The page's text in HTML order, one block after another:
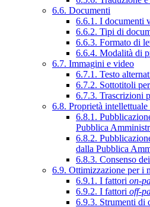
6.6. Documenti
6.6.1. I documenti
6.6.2. Tipi di
6.6.3. Formato di
6.6.4. Modalità di
6.7. Immagini e video
6.7.1. Testo
6.7.2. Sottotitoli
6.7.3. Trascrizioni
6.8. Proprietà
6.8.1.
Pubblica
6.8.2.
dalla Pubblica
6.8.3. Consenso
6.9. Ottimizzazione per i
6.9.1. I fattori on-
6.9.2. I fattori off-
6.9.3. Strumenti di